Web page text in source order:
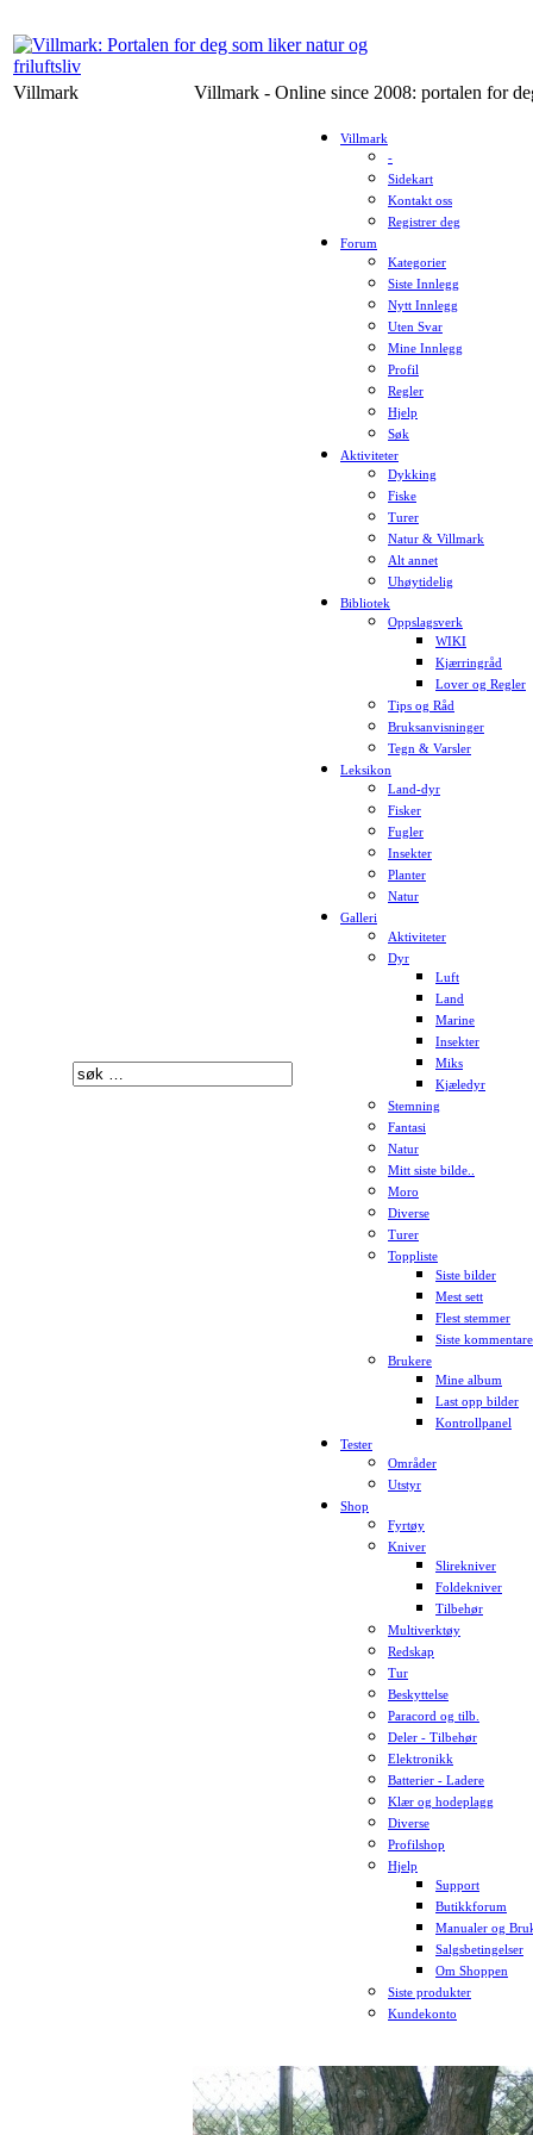
Villmark Villmark - Online since 2008: portalen for
Villmark
-
Sidekart
Kontakt oss
Registrer deg
Forum
Kategorier
Siste Innlegg
Nytt Innlegg
Uten Svar
Mine Innlegg
Profil
Regler
Hjelp
Søk
Aktiviteter
Dykking
Fiske
Turer
Natur & Villmark
Alt annet
Uhøytidelig
Bibliotek
Oppslagsverk
WIKI
Kjærringråd
Lover og Regler
Tips og Råd
Bruksanvisninger
Tegn & Varsler
Leksikon
Land-dyr
Fisker
Fugler
Insekter
Planter
Natur
Galleri
Aktiviteter
Dyr
Luft
Land
Marine
Insekter
Miks
Kjæledyr
Stemning
Fantasi
Natur
Mitt siste bilde..
Moro
Diverse
Turer
Toppliste
Siste bilder
Mest sett
Flest stemmer
Siste
Brukere
Mine album
Last opp bilder
Kontrollpanel
Tester
Områder
Utstyr
Shop
Fyrtøy
Kniver
Slirekniver
Foldekniver
Tilbehør
Multiverktøy
Redskap
Tur
Beskyttelse
Paracord og tilb.
Deler - Tilbehør
Elektronikk
Batterier - Ladere
Klær og hodeplagg
Diverse
Profilshop
Hjelp
Support
Butikkforum
Manualer og
Salgsbetingelser
Om Shoppen
Siste produkter
Kundekonto